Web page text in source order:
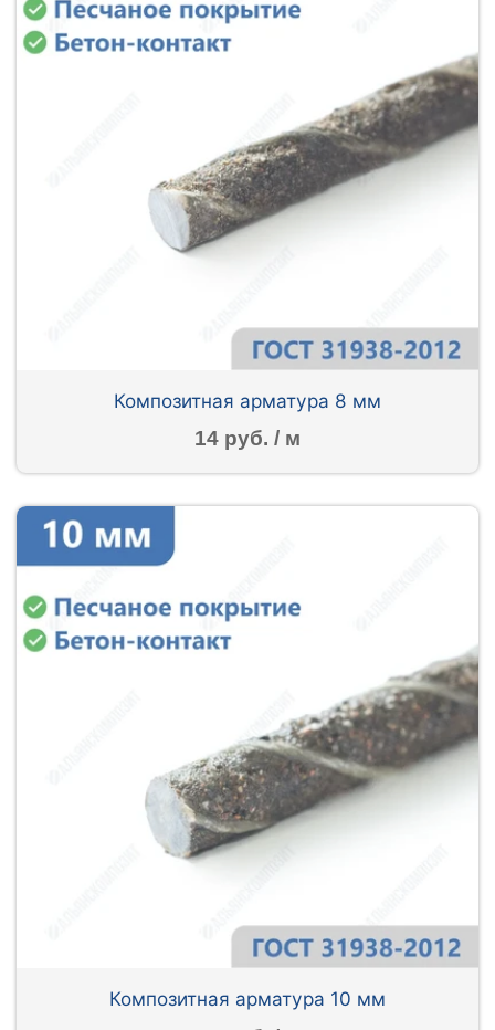
Композитная арматура 8 мм
14 руб. / м
Композитная арматура 10 мм